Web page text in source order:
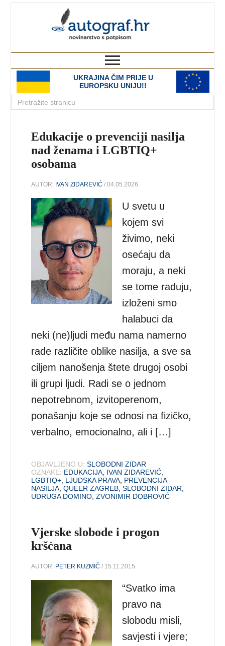
UKRAJINA ČIM PRIJE U
EUROPSKU UNIJU!!
Edukacije o prevenciji nasilja
nad ženama i LGBTIQ+
osobama
AUTOR: IVAN ZIDAREVIĆ / 04.05.2026.
U svetu u
kojem svi
živimo, neki
osećaju da
moraju, a neki
se tome raduju,
izloženi smo
halabuci da
neki (ne)ljudi među nama namerno
rade različite oblike nasilja, a sve sa
ciljem nanošenja štete drugoj osobi
ili grupi ljudi. Radi se o jednom
nepotrebnom, izvitoperenom,
ponašanju koje se odnosi na fizičko,
verbalno, emocionalno, ali i […]
OBJAVLJENO U: SLOBODNI ZIDAR
OZNAKE: EDUKACIJA IVAN ZIDAREVIĆ
LGBTIQ+ LJUDSKA PRAVA PREVENCIJA
NASILJA ,QUEER ZAGREB ,SLOBODNI ZIDAR
UDRUGA DOMINO ,ZVONIMIR DOBROVIĆ
Vjerske slobode i progon
kršćana
AUTOR: PETER KUZMIČ / 15.11.2015.
“Svatko ima
pravo na
slobodu misli,
savjesti i vjere;